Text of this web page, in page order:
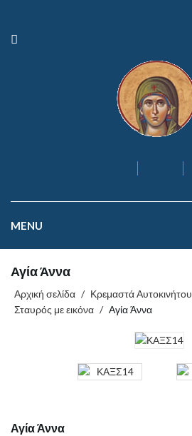
MENU
Αγία Άννα
Αρχική σελίδα / Κρεμαστά Αυτοκινήτου
Σταυρός με εικόνα / Αγία Άννα
Αγία Άννα